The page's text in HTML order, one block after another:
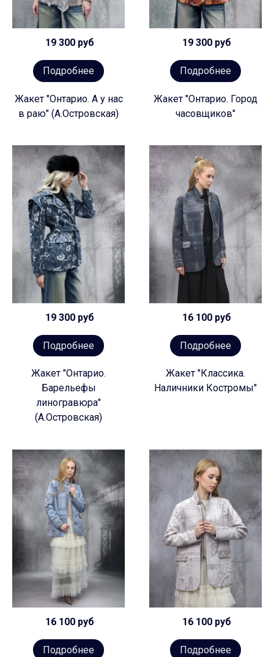
19 300 руб
Подробнее
Жакет "Онтарио. А у нас
в раю" (А.Островская)
19 300 руб
Подробнее
Жакет "Онтарио. Город
часовщиков"
19 300 руб
Подробнее
Жакет "Онтарио.
Барельефы
линогравюра"
(А.Островская)
16 100 руб
Подробнее
Жакет "Классика.
Наличники Костромы"
16 100 руб
Подробнее
16 100 руб
Подробнее